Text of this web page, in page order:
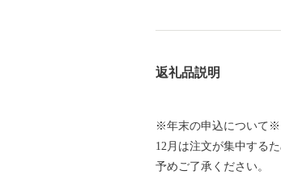
返礼品説明
※年末の申込について※
12月は注文が集中する
予めご了承ください。